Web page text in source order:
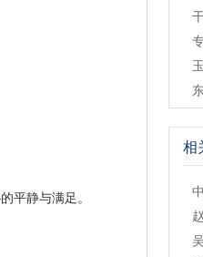
平静与满足。
相